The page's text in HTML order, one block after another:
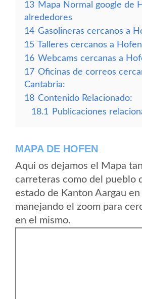
13 Mapa Normal google de
alrededores
14 Gasolineras cercanos a
15 Talleres cercanos a
16 Webcams cercanas a
17 Oficinas de correos
Cantabria:
18 Contenido Relacionado:
18.1
Publicaciones
MAPA DE HOFEN
Aqui os dejamos el Mapa
carreteras como del pueblo
estado de Kanton Aargau
manejando el zoom para
en el mismo.